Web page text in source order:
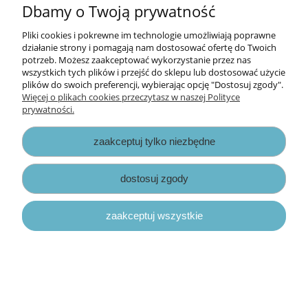
wykrojnik Die-namics - etykietki i znaczniki
(Labels and Tabs)
Wysyłka do:
65,00 zł
do koszyka
Dbamy o Twoją prywatność
Pliki cookies i pokrewne im technologie umożliwiają poprawne
działanie strony i pomagają nam dostosować ofertę do Twoich
potrzeb. Możesz zaakceptować wykorzystanie przez nas
wszystkich tych plików i przejść do sklepu lub dostosować użycie
plików do swoich preferencji, wybierając opcję "Dostosuj zgody".
Więcej o plikach cookies przeczytasz w naszej Polityce
prywatności.
zaakceptuj tylko niezbędne
dostosuj zgody
zaakceptuj wszystkie